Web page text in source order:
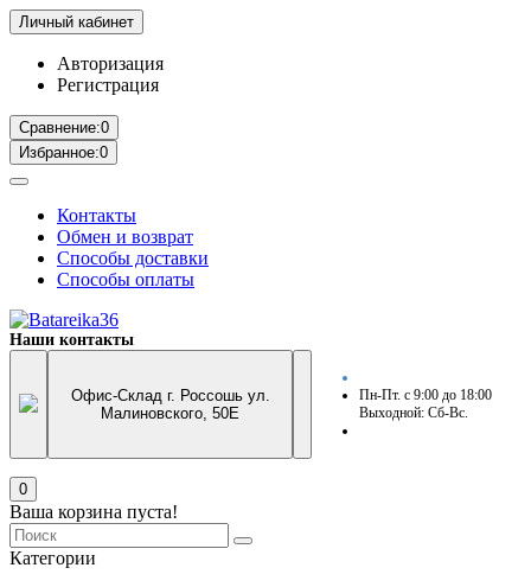
Личный кабинет
Авторизация
Регистрация
Сравнение:0
Избранное:0
Контакты
Обмен и возврат
Способы доставки
Способы оплаты
Наши контакты
Офис-Склад г. Россошь ул.
Малиновского, 50Е
Пн-Пт. с 9:00 до 18:00
Выходной: Сб-Вс.
0
Ваша корзина пуста!
Категории